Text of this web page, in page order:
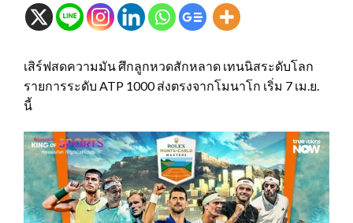
เสิร์ฟสดความมัน ศึกลูกหวดสักหลาด เทนนิสระดับโลก
รายการระดับ ATP 1000 ส่งตรงจากโมนาโก เริ่ม 7 เม.ย.
นี้